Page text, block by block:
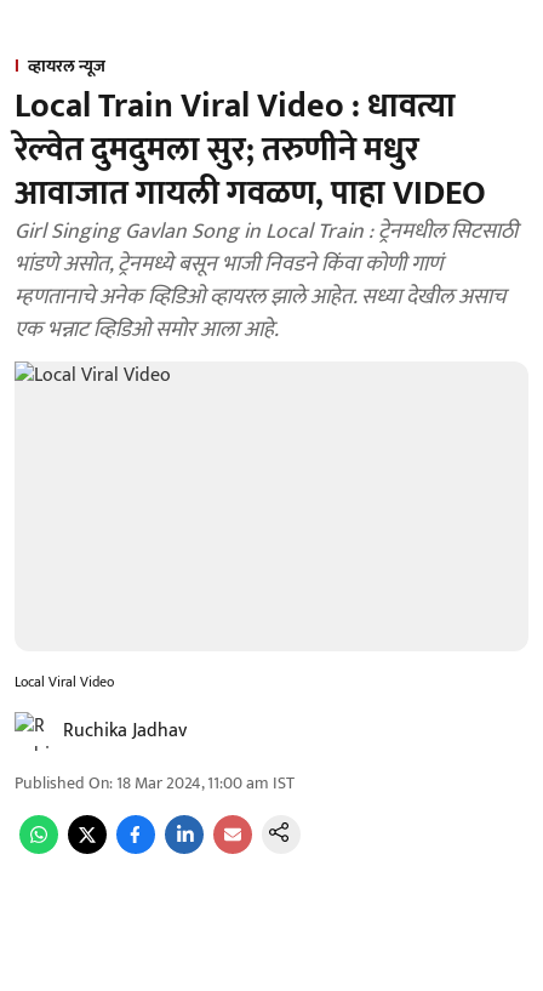
व्हायरल न्यूज
Local Train Viral Video : धावत्या
रेल्वेत दुमदुमला सुर; तरुणीने मधुर
आवाजात गायली गवळण, पाहा VIDEO
Girl Singing Gavlan Song in Local Train : ट्रेनमधील सिटसाठी
भांडणे असोत, ट्रेनमध्ये बसून भाजी निवडने किंवा कोणी गाणं
म्हणतानाचे अनेक व्हिडिओ व्हायरल झाले आहेत. सध्या देखील असाच
एक भन्नाट व्हिडिओ समोर आला आहे.
Local Viral Video
Ruchika Jadhav
Published On:18 Mar 2024, 11:00 am IST